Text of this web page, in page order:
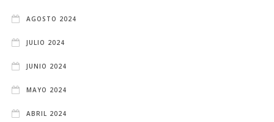
AGOSTO 2024
JULIO 2024
JUNIO 2024
MAYO 2024
ABRIL 2024